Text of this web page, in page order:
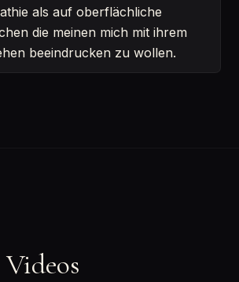
als auf oberflächliche
die meinen mich mit ihrem
beeindrucken zu wollen.